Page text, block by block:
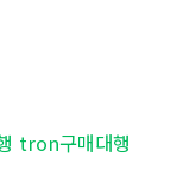
tron구매대행